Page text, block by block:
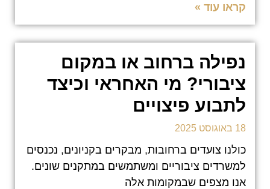
קראו עוד »
נפילה ברחוב או במקום
ציבורי? מי האחראי וכיצד
לתבוע פיצויים
18 באוגוסט 2025
כולנו צועדים ברחובות, מבקרים בקניונים, נכנסים
למשרדים ציבוריים ומשתמשים במתקנים שונים.
אנו מצפים שבמקומות אלה